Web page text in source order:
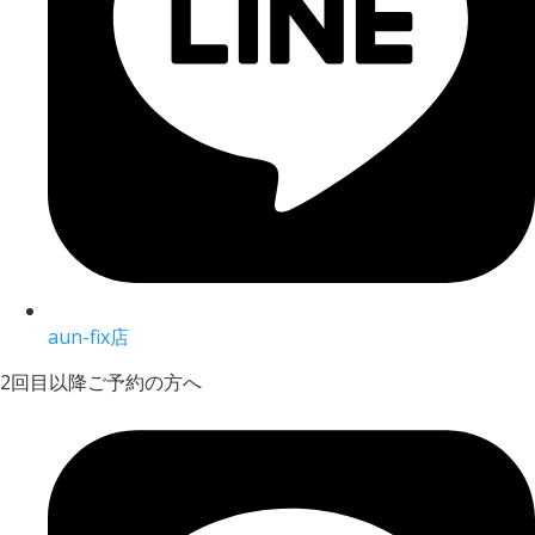
aun-fix店
2回目以降ご予約の方へ